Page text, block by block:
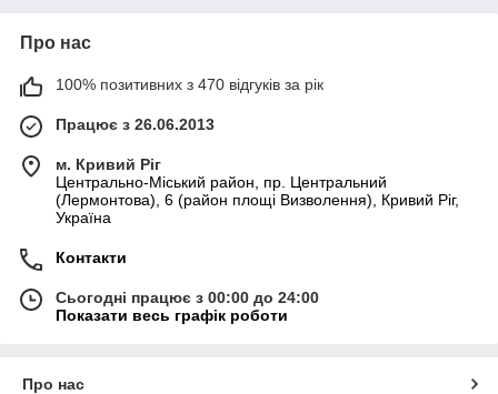
Про нас
100% позитивних з 470 відгуків за рік
Працює з 26.06.2013
м. Кривий Ріг
Центрально-Міський район, пр. Центральний
(Лермонтова), 6 (район площі Визволення), Кривий Ріг,
Україна
Контакти
Сьогодні працює з 00:00 до 24:00
Показати весь графік роботи
Про нас